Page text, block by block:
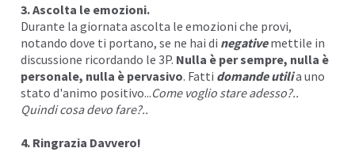
3. Ascolta le emozioni.
Durante la giornata ascolta le emozioni che provi,
notando dove ti portano, se ne hai di negativemettile in
discussione ricordando le 3P. Nulla è per sempre, nulla è
personale, nulla è pervasivo. Fatti domande utilia uno
stato d'animo positivo...Come voglio stare adesso?..
Quindi cosa devo fare?..
4. Ringrazia Davvero!